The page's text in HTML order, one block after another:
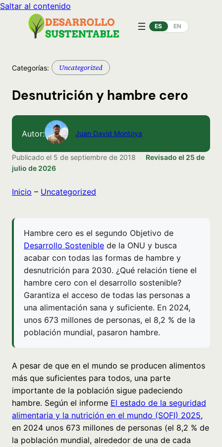
Saltar al contenido
ES EN
Categorías: Uncategorized
Desnutrición y hambre cero
Autor: Juan David Montoya
Publicado el 5 de septiembre de 2018 · Revisado el 25 de
julio de 2026
Inicio – Uncategorized
Hambre cero es el segundo Objetivo de
Desarrollo Sostenible de la ONU y busca
acabar con todas las formas de hambre y
desnutrición para 2030. ¿Qué relación tiene el
hambre cero con el desarrollo sostenible?
Garantiza el acceso de todas las personas a
una alimentación sana y suficiente. En 2024,
unos 673 millones de personas, el 8,2 % de la
población mundial, pasaron hambre.
A pesar de que en el mundo se producen alimentos
más que suficientes para todos, una parte
importante de la población sigue padeciendo
hambre. Según el informe El estado de la seguridad
alimentaria y la nutrición en el mundo (SOFI) 2025,
en 2024 unos 673 millones de personas (el 8,2 % de
la población mundial, alrededor de una de cada